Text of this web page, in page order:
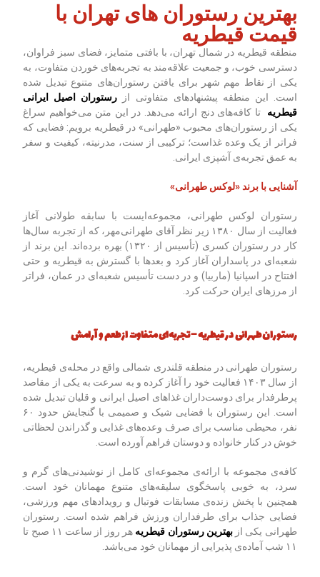
بهترین رستوران های تهران با
قیمت قیطریه
منطقه قیطریه در شمال تهران، با بافتی متمایز، فضای سبز فراوان،
دسترسی خوب، و جمعیت علاقه‌مند به تجربه‌های خوردن متفاوت، به
یکی از نقاط مهم شهر برای یافتن رستوران‌های متنوع تبدیل شده
است. این منطقه پیشنهادهای متفاوتی از
رستوران اصیل ایرانی
قیطریه تا کافه‌های دنج ارائه می‌دهد. در این متن می‌خواهیم سراغ
یکی از رستوران‌های محبوب «طهرانی» در قیطریه برویم: فضایی که
فراتر از یک وعده غذاست؛ ترکیبی از سنت، مدرنیته، کیفیت و سفر
به عمق تجربه‌ی آشپزی ایرانی.
آشنایی با برند «لوکس طهرانی»
رستوران لوکس طهرانی، مجموعه‌ایست با سابقه طولانی آغاز
فعالیت از سال ۱۳۸۰ زیر نظر آقای طهرانی‌مهر، که از تجربه سال‌ها
کار در رستوران کسری (تأسیس از ۱۳۲۰) بهره برده‌اند. این برند از
شعبه‌ای در پاسداران آغاز کرد و بعدها با گسترش به قیطریه و حتی
افتتاح در اسپانیا (ماربیا) و در دست تأسیس شعبه‌ای در عمان، فراتر
از مرزهای ایران حرکت کرد.
رستوران طهرانی در قیطریه–تجربه‌ای متفاوت از طعم و آرامش
رستوران طهرانی در منطقه قلندری شمالی واقع در محله‌ی قیطریه،
از سال ۱۴۰۳ فعالیت خود را آغاز کرده و به سرعت به یکی از مقاصد
پرطرفدار برای دوست‌داران غذاهای اصیل ایرانی و قلیان تبدیل شده
است. این رستوران با فضایی شیک و صمیمی با گنجایش حدود ۶۰
نفر، محیطی مناسب برای صرف وعده‌های غذایی و گذراندن لحظاتی
خوش در کنار خانواده و دوستان فراهم آورده است.
کافه‌ی مجموعه با ارائه‌ی مجموعه‌ای کامل از نوشیدنی‌های گرم و
سرد، به خوبی پاسخگوی سلیقه‌های متنوع مهمانان خود است.
همچنین با پخش زنده‌ی مسابقات فوتبال و رویدادهای مهم ورزشی،
فضایی جذاب برای طرفداران ورزش فراهم شده است. رستوران
طهرانی یکی ازبهترین رستوران قیطریه
هر روز از ساعت ۱۱ صبح تا
۱۱ شب آماده‌ی پذیرایی از مهمانان خود می‌باشد.